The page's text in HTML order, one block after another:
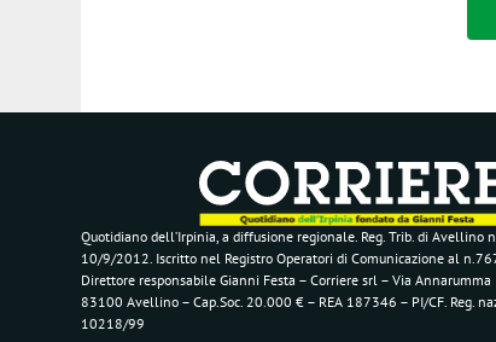
Quotidiano dell’Irpinia, a diffusione regionale. Reg. Trib. di Avellino
10/9/2012. Iscritto nel Registro Operatori di Comunicazione al
Direttore responsabile Gianni Festa – Corriere srl – Via Annarumma
83100 Avellino – Cap.Soc. 20.000 € – REA 187346 – PI/CF. Reg.
10218/99